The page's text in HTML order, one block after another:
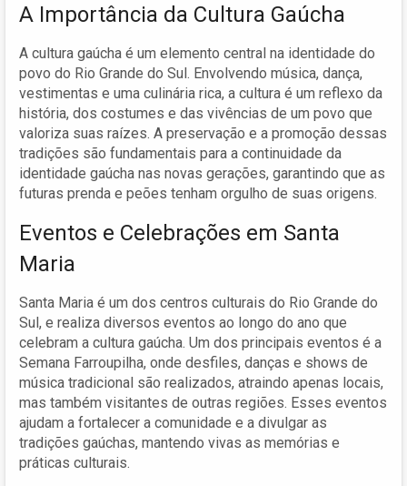
A Importância da Cultura Gaúcha
A cultura gaúcha é um elemento central na identidade do
povo do Rio Grande do Sul. Envolvendo música, dança,
vestimentas e uma culinária rica, a cultura é um reflexo da
história, dos costumes e das vivências de um povo que
valoriza suas raízes. A preservação e a promoção dessas
tradições são fundamentais para a continuidade da
identidade gaúcha nas novas gerações, garantindo que as
futuras prenda e peões tenham orgulho de suas origens.
Eventos e Celebrações em Santa
Maria
Santa Maria é um dos centros culturais do Rio Grande do
Sul, e realiza diversos eventos ao longo do ano que
celebram a cultura gaúcha. Um dos principais eventos é a
Semana Farroupilha, onde desfiles, danças e shows de
música tradicional são realizados, atraindo apenas locais,
mas também visitantes de outras regiões. Esses eventos
ajudam a fortalecer a comunidade e a divulgar as
tradições gaúchas, mantendo vivas as memórias e
práticas culturais.